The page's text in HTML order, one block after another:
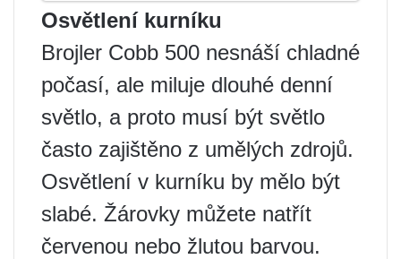
Osvětlení kurníku
Brojler Cobb 500 nesnáší chladné
počasí, ale miluje dlouhé denní
světlo, a proto musí být světlo
často zajištěno z umělých zdrojů.
Osvětlení v kurníku by mělo být
slabé. Žárovky můžete natřít
červenou nebo žlutou barvou.